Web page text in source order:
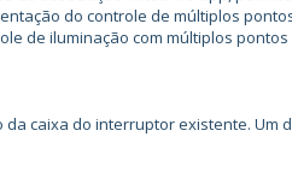
do controle de múltiplos
de iluminação com múltiplos pontos
caixa do interruptor existente. Um